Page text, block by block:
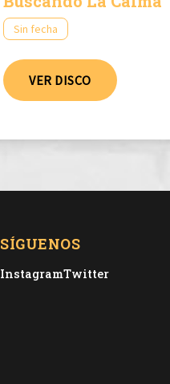
Sin fecha
VER DISCO
SÍGUENOS
InstagramTwitter